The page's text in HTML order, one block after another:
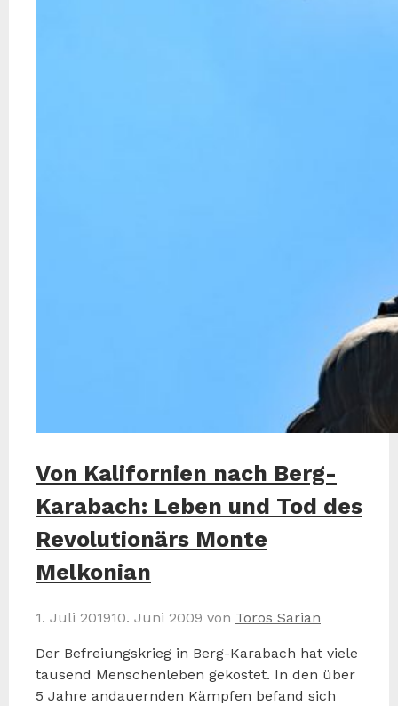
Von Kalifornien nach Berg-
Karabach: Leben und Tod des
Revolutionärs Monte
Melkonian
1. Juli 201910. Juni 2009 von Toros Sarian
Der Befreiungskrieg in Berg-Karabach hat viele
tausend Menschenleben gekostet. In den über
5 Jahre andauernden Kämpfen befand sich